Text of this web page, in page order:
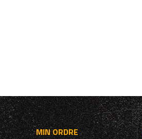
MIN ORDRE